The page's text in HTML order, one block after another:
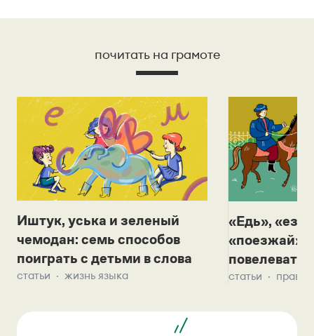
почитать на грамоте
Иштук, уська и зеленый
чемодан: семь способов
поиграть с детьми в слова
статьи жизнь языка
«Едь»,
«поезжай»?
повелевать
статьи